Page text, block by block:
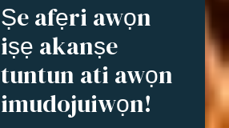
Ṣe afẹri awọn
iṣẹ akanṣe
tuntun ati awọn
imudojuiwọn!